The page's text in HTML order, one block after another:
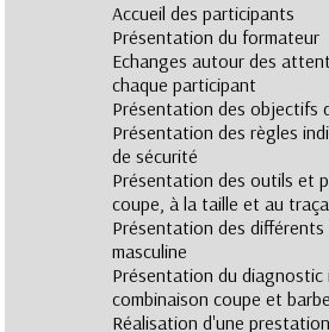
Accueil des participants
Présentation du formateur
Echanges autour des
chaque participant
Présentation des objectifs
Présentation des règles
de sécurité
Présentation des outils et
coupe, à la taille et au
Présentation des
masculine
Présentation du
combinaison coupe et barbe
Réalisation d'une